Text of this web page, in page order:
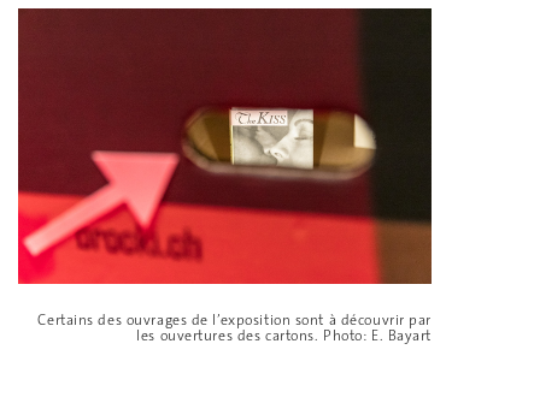
Certains des ouvrages de l’exposition sont à découvrir par
les ouvertures des cartons. Photo: E. Bayart